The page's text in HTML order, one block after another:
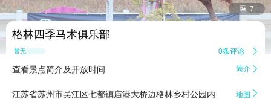
 7
格林四季马术俱乐部
暂无点评 0条评论 
查看景点简介及开放时间 简介 
江苏省苏州市吴江区七都镇庙港大桥边格林乡村公园内 地图 